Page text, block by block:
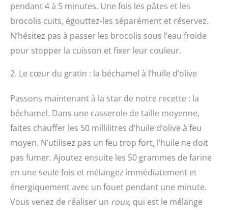
pendant 4 à 5 minutes. Une fois les pâtes et les
brocolis cuits, égouttez-les séparément et réservez.
N’hésitez pas à passer les brocolis sous l’eau froide
pour stopper la cuisson et fixer leur couleur.
2. Le cœur du gratin : la béchamel à l’huile d’olive
Passons maintenant à la star de notre recette : la
béchamel. Dans une casserole de taille moyenne,
faites chauffer les 50 millilitres d’huile d’olive à feu
moyen. N’utilisez pas un feu trop fort, l’huile ne doit
pas fumer. Ajoutez ensuite les 50 grammes de farine
en une seule fois et mélangez immédiatement et
énergiquement avec un fouet pendant une minute.
Vous venez de réaliser un roux, qui est le mélange